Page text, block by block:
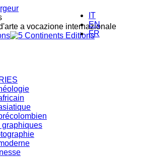
IT
EN
FR
a vocazione internazionale
graphiques